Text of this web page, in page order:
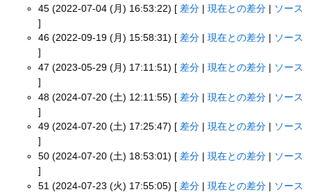
45 (2022-07-04 (月) 16:53:22) [ 差分 |現在との差分 | ソース
]
46 (2022-09-19 (月) 15:58:31) [ 差分 |現在との差分
ソース
]
47 (2023-05-29 (月) 17:11:51) [ 差分 |現在との差分
ソース
]
48 (2024-07-20 (土) 12:11:55) [ 差分 |現在との差分 | ソース
]
49 (2024-07-20 (土) 17:25:47) [ 差分 |現在との差分
ソース
]
50 (2024-07-20 (土) 18:53:01) [ 差分 |現在との差分
ソース
]
51 (2024-07-23 (火) 17:55:05) [ 差分 |現在との差分 | ソース